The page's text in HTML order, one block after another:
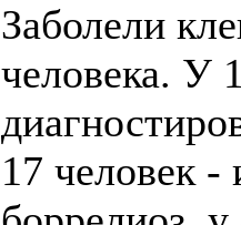
Заболели
человека. У
17 человек